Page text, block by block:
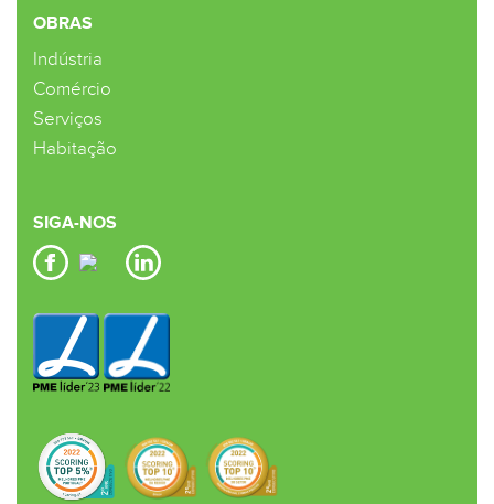
OBRAS
Indústria
Comércio
Serviços
Habitação
SIGA-NOS